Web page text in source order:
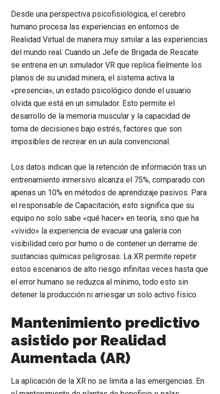
Desde una perspectiva psicofisiológica, el cerebro
humano procesa las experiencias en entornos de
Realidad Virtual de manera muy similar a las experiencias
del mundo real. Cuando unJefe de Brigada de Rescate
se entrena en un simulador VR que replica fielmente los
planos de su unidad minera, el sistema activa la
«presencia», un estado psicológico donde el usuario
olvida que está en un simulador. Esto permite el
desarrollo de la memoria muscular y la capacidad de
toma de decisiones bajo estrés, factores que son
imposibles de recrear en un aula convencional.
Los datos indican que la retención de información tras un
entrenamiento inmersivo alcanza el 75%, comparado con
apenas un 10% en métodos de aprendizaje pasivos. Para
elresponsable de Capacitación, esto significa que su
equipo no solo sabe «qué hacer» en teoría, sino que ha
«vivido» la experiencia de evacuar una galería con
visibilidad cero por humo o de contener un derrame de
sustancias químicas peligrosas. La XR permite repetir
estos escenarios de alto riesgo infinitas veces hasta que
el error humano se reduzca al mínimo, todo esto sin
detener la producción ni arriesgar un solo activo físico.
Mantenimiento predictivo
asistido por Realidad
Aumentada (AR)
La aplicación de la XR no se limita a las emergencias. En